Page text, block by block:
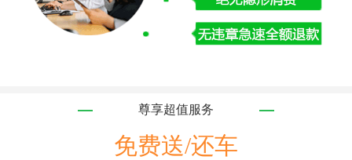
尊享超值服务
免费送/还车